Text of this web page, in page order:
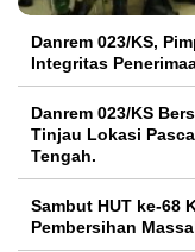
Danrem 023/KS,
Integritas
Danrem 023/KS
Tinjau Lokasi
Tengah.
Sambut HUT ke-68
Pembersihan